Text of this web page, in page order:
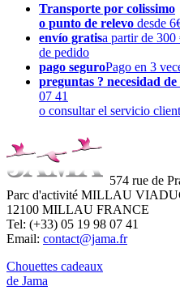
Transporte por colissimo
o punto de relevo desde
envío gratisa partir de 300
de pedido
pago seguroPago en 3
preguntas ? necesidad
07 41
o consultar el servicio
574 rue de
Parc d'activité MILLAU
12100 MILLAU FRANCE
Tel: (+33) 05 19 98 07 41
Email: contact@jama.fr
Chouettes cadeaux
de Jama